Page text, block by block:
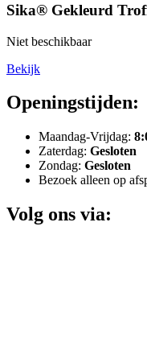
Sika® Gekleurd
Niet beschikbaar
Bekijk
Openingstijden:
Maandag-Vrijdag:
Zaterdag: Gesloten
Zondag: Gesloten
Bezoek alleen op
Volg ons via: